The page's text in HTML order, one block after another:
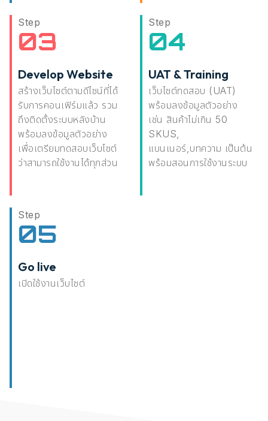
Step
03
Develop Website
สร้างเว็บไซต์ตามดีไซน์ที่ได้
รับการคอนเฟิร์มแล้ว รวม
ถึงติดตั้งระบบหลังบ้าน
พร้อมลงข้อมูลตัวอย่าง
เพื่อเตรียมทดสอบเว็บไซต์
ว่าสามารถใช้งานได้ทุกส่วน
Step
04
UAT & Training
เว็บไซต์ทดสอบ (UAT)
พร้อมลงข้อมูลตัวอย่าง
เช่น สินค้าไม่เกิน 50
SKUS,
แบนเนอร์,บทความ เป็นต้น
พร้อมสอนการใช้งานระบบ
Step
05
Go live
เปิดใช้งานเว็บไซต์